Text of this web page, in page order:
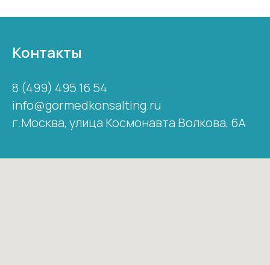
Контакты
8 (499) 495 16 54
info@gormedkonsalting.ru
г.Москва, улица Космонавта Волкова, 6А